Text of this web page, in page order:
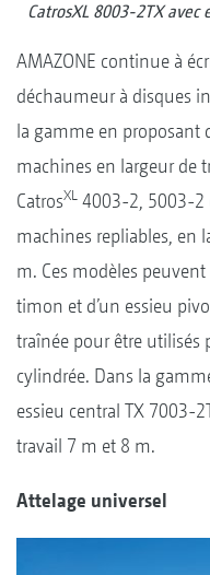
CatrosXL 8003-2TX
AMAZONE continue à
déchaumeur à disques
la gamme en proposant
machines en largeur de
CatrosXL 4003-2, 5003-2
machines repliables, en
m. Ces modèles
timon et d’un essieu
traînée pour être utilisés
cylindrée. Dans la
essieu central TX 7003-
travail 7 m et 8 m.
Attelage universel